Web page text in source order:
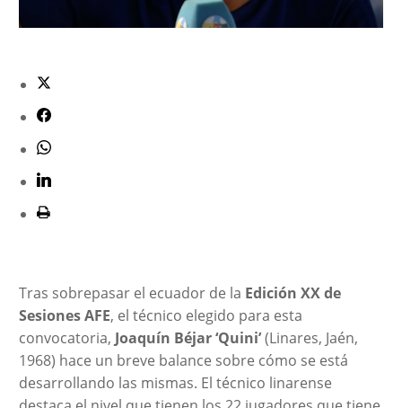
Tras sobrepasar el ecuador de la Edición XX de
Sesiones AFE, el técnico elegido para esta
convocatoria, Joaquín Béjar ‘Quini’(Linares, Jaén,
1968) hace un breve balance sobre cómo se está
desarrollando las mismas. El técnico linarense